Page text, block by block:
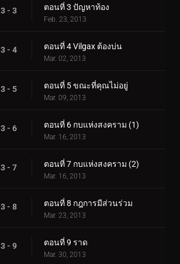
3 - 3 ตอนที่ 3 ปัญหาท้อง
Feb. 23, 2013
3 - 4 ตอนที่ 4 Vilgax ต้องบ่น
Mar. 02, 2013
3 - 5 ตอนที่ 5 ขณะที่คุณไม่อยู่
Mar. 09, 2013
3 - 6 ตอนที่ 6 กบแห่งสงคราม (1)
Mar. 16, 2013
3 - 7 ตอนที่ 7 กบแห่งสงคราม (2)
Mar. 16, 2013
3 - 8 ตอนที่ 8 กฎการมีส่วนร่วม
Mar. 23, 2013
3 - 9 ตอนที่ 9 ราด
Mar. 30, 2013